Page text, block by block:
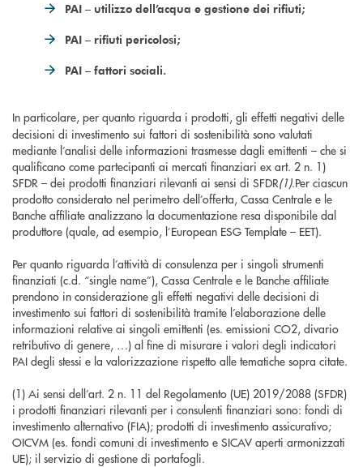
PAI – utilizzo dell’acqua e gestione dei rifiuti;
PAI – rifiuti pericolosi;
PAI – fattori sociali.
In particolare, per quanto riguarda i prodotti, gli effetti negativi delle
decisioni di investimento sui fattori di sostenibilità sono valutati
mediante l’analisi delle informazioni trasmesse dagli emittenti – che si
qualificano come partecipanti ai mercati finanziari ex art. 2 n. 1)
SFDR – dei prodotti finanziari rilevanti ai sensi di SFDR(1).Per ciascun
prodotto considerato nel perimetro dell’offerta, Cassa Centrale e le
Banche affiliate analizzano la documentazione resa disponibile dal
produttore (quale, ad esempio, l’European ESG Template – EET).
Per quanto riguarda l’attività di consulenza per i singoli strumenti
finanziati (c.d. “single name”), Cassa Centrale e le Banche affiliate
prendono in considerazione gli effetti negativi delle decisioni di
investimento sui fattori di sostenibilità tramite l’elaborazione delle
informazioni relative ai singoli emittenti (es. emissioni CO2, divario
retributivo di genere, …) al fine di misurare i valori degli indicatori
PAI degli stessi e la valorizzazione rispetto alle tematiche sopra citate.
(1) Ai sensi dell’art. 2 n. 11 del Regolamento (UE) 2019/2088 (SFDR)
i prodotti finanziari rilevanti per i consulenti finanziari sono: fondi di
investimento alternativo (FIA); prodotti di investimento assicurativo;
OICVM (es. fondi comuni di investimento e SICAV aperti armonizzati
UE); il servizio di gestione di portafogli.